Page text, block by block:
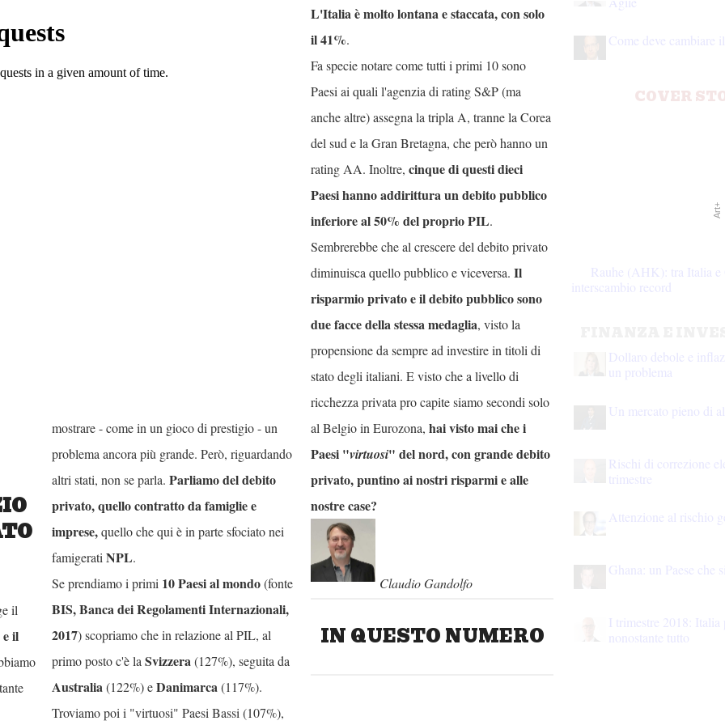
il
il
mostrare - come in un gioco di prestigio - un
problema ancora più grande. Però, riguardando
altri stati, non se parla. Parliamo del debito
privato, quello contratto da famiglie e
imprese,quello che qui è in parte sfociato nei
famigerati NPL.
Se prendiamo i primi 10 Paesi al mondo(fonte
BIS, Banca dei Regolamenti Internazionali,
2017) scopriamo che in relazione al PIL, al
primo posto c'è la Svizzera(127%), seguita da
Australia(122%) eDanimarca(117%).
Troviamo poi i "virtuosi" Paesi Bassi (107%),
L'Italia è molto lontana e staccata, con solo
il 41%.
Fa specie notare come tutti i primi 10 sono
Paesi ai quali l'agenzia di rating S&P (ma
anche altre) assegna la tripla A, tranne la Corea
del sud e la Gran Bretagna, che però hanno un
rating AA. Inoltre, cinque di questi dieci
Paesi hanno addirittura un debito pubblico
inferiore al 50% del proprio PIL.
Sembrerebbe che al crescere del debito privato
diminuisca quello pubblico e viceversa. Il
risparmio privato e il debito pubblico sono
due facce della stessa medaglia, visto la
propensione da sempre ad investire in titoli di
stato degli italiani. E visto che a livello di
ricchezza privata pro capite siamo secondi solo
al Belgio in Eurozona, hai visto mai che i
Paesi "virtuosi" del nord, con grande debito
privato, puntino ai nostri risparmi e alle
nostre case?
Claudio Gandolfo
IN QUESTO NUMERO
Come deve cambiare
COVER
Rauhe (AHK): tra Italia e
interscambio record
Dollaro debole e
un problema
Un mercato pieno di
Rischi di correzione
trimestre
Attenzione al rischio
Ghana: un Paese che
I trimestre 2018: Italia
nonostante tutto
Art+